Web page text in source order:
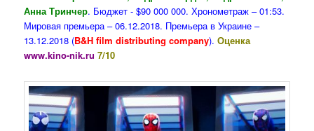
Анна Тринчер. Бюджет - $90 000 000. Хронометраж – 01:53.
Мировая премьера – 06.12.2018. Премьера в Украине –
13.12.2018 (B&H film distributing company).Оценка
www.kino-nik.ru 7/10